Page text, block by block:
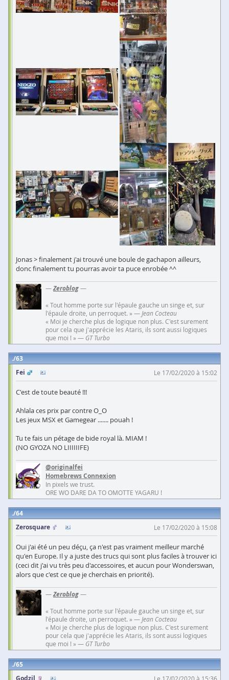
Jonas > finalement j'ai trouvé une boule de gachapon ailleurs,
donc finalement tu pourras avoir ta puce enrobée ^^
—Zeroblog—
« Tout homme porte sur l'épaule gauche un singe et, sur
l'épaule droite, un perroquet. » — Jean Cocteau
« Moi je cherche plus de logique non plus. C'est surement
pour cela que j'apprécie les Ataris, ils sont aussi logiques
que moi ! » — GT Turbo
63
Fei
Le 17/02/2020 à 15:02
C'est de toute beauté !!!
Ahlala ces prix par contre O_O
Les jeux MSX et Gamegear ....... pouah !
Tu te fais un pétage de bide royal là. MIAM !
(NO GYOZA NO LIIIIIIFE)
@originalfei
Homebrews Connexion
In pixels we trust.
ORE WO DARE DA TO OMOTTE YAGARU !
64
Zerosquare
Le 17/02/2020 à 15:08
Oui j'ai été un peu déçu, ça n'est pas vraiment meilleur marché
qu'en Europe. Il y a juste des trucs qui sont plus faciles à trouver ici
(ceci dit j'ai vu très peu d'accessoires, et aucun pour Wonderswan,
alors que c'est ce que je cherchais en priorité).
—Zeroblog—
« Tout homme porte sur l'épaule gauche un singe et, sur
l'épaule droite, un perroquet. » — Jean Cocteau
« Moi je cherche plus de logique non plus. C'est surement
pour cela que j'apprécie les Ataris, ils sont aussi logiques
que moi ! » — GT Turbo
65